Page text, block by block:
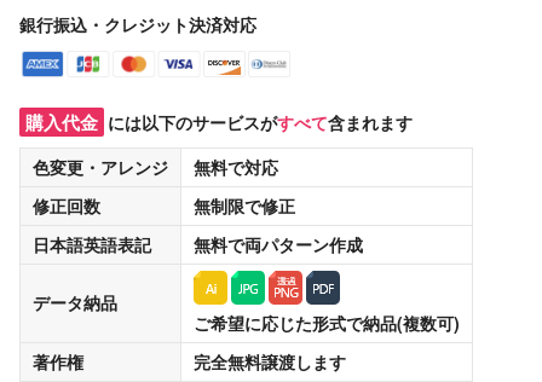
銀行振込・クレジット決済対応
購入代金 には以下のサービスがすべて含まれます
色変更・アレンジ
無料で対応
修正回数
無制限で修正
日本語英語表記
無料で両パターン作成
データ納品
ご希望に応じた形式で納品(複数可)
著作権
完全無料譲渡します